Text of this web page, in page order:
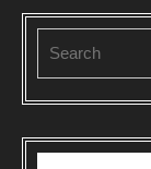
for: